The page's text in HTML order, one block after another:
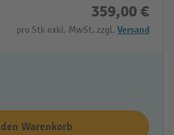
359,00 €
pro Stk exkl. MwSt. zzgl. Versand
Warenkorb